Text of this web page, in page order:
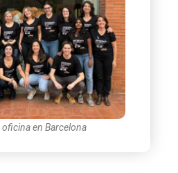
en Barcelona